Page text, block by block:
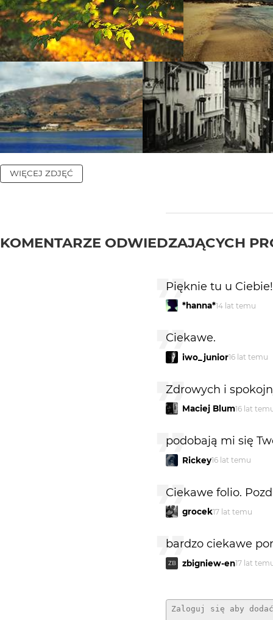
WIĘCEJ ZDJĘĆ
KOMENTARZE ODWIEDZAJĄCYCH
Pięknie tu u Ciebie!
*hanna*14 lat temu
Ciekawe.
iwo_junior16 lat temu
Zdrowych i
Maciej Blum16 lat
podobają mi się
Rickey16 lat temu
Ciekawe folio.
grocek17 lat temu
bardzo ciekawe
ZB zbigniew-en17 lat